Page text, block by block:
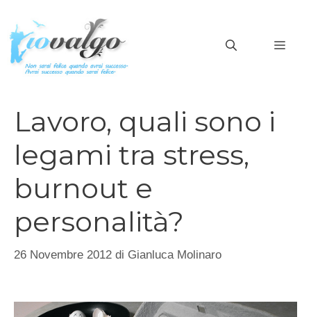
contenuto
Lavoro, quali sono i
legami tra stress,
burnout e
personalità?
26 Novembre 2012 di Gianluca Molinaro